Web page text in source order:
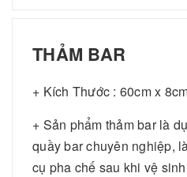
THẢM BAR
+ Kích Thước : 60cm x
+ Sản phẩm thảm bar là
quầy bar chuyên nghiệp,
cụ pha chế sau khi vệ